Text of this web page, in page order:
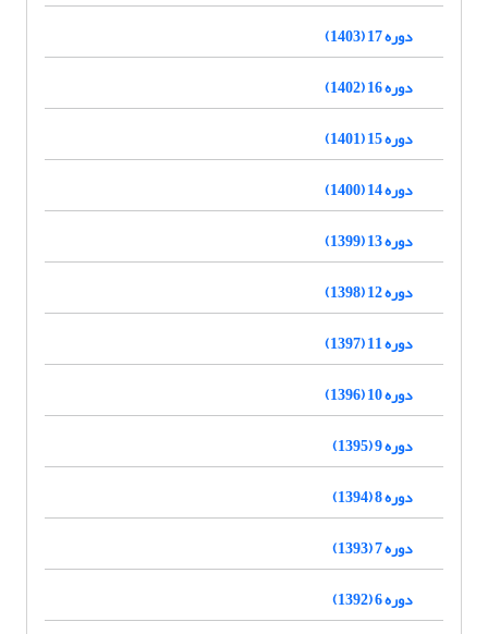
دوره 17 (1403)
دوره 16 (1402)
دوره 15 (1401)
دوره 14 (1400)
دوره 13 (1399)
دوره 12 (1398)
دوره 11 (1397)
دوره 10 (1396)
دوره 9 (1395)
دوره 8 (1394)
دوره 7 (1393)
دوره 6 (1392)